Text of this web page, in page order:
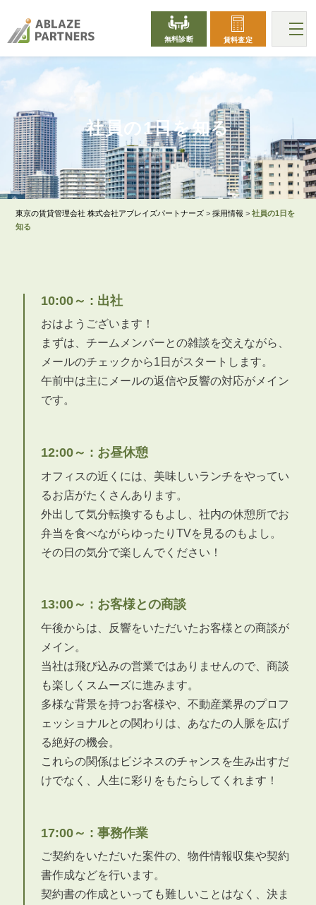
無料診断 賃料査定
EMPLOYEE'S
DAY
社員の1日を知る
東京の賃貸管理会社 株式会社アブレイズパートナーズ >採用情報 >社員の1日を
知る
10:00～ : 出社
おはようございます！
まずは、チームメンバーとの雑談を交えながら、
メールのチェックから1日がスタートします。
午前中は主にメールの返信や反響の対応がメイン
です。
12:00～ : お昼休憩
オフィスの近くには、美味しいランチをやってい
るお店がたくさんあります。
外出して気分転換するもよし、社内の休憩所でお
弁当を食べながらゆったりTVを見るのもよし。
その日の気分で楽しんでください！
13:00～ : お客様との商談
午後からは、反響をいただいたお客様との商談が
メイン。
当社は飛び込みの営業ではありませんので、商談
も楽しくスムーズに進みます。
多様な背景を持つお客様や、不動産業界のプロフ
ェッショナルとの関わりは、あなたの人脈を広げ
る絶好の機会。
これらの関係はビジネスのチャンスを生み出すだ
けでなく、人生に彩りをもたらしてくれます！
17:00～ : 事務作業
ご契約をいただいた案件の、物件情報収集や契約
書作成などを行います。
契約書の作成といっても難しいことはなく、決ま